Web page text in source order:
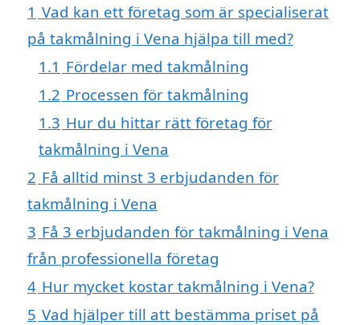
1 Vad kan ett företag som är specialiserat
på takmålning i Vena hjälpa till med?
1.1 Fördelar med takmålning
1.2 Processen för takmålning
1.3 Hur du hittar rätt företag för
takmålning i Vena
2 Få alltid minst 3 erbjudanden för
takmålning i Vena
3 Få 3 erbjudanden för takmålning i Vena
från professionella företag
4 Hur mycket kostar takmålning i Vena?
5 Vad hjälper till att bestämma priset på